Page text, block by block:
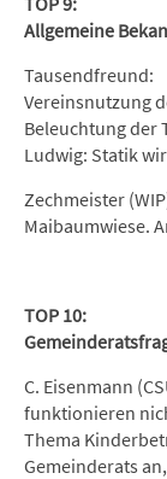
Allgemeine
Tausendfreund:
Vereinsnutzung
Beleuchtung der
Ludwig: Statik
Zechmeister
Maibaumwiese.
TOP 10:
C. Eisenmann
funktionieren
Thema
Gemeinderats